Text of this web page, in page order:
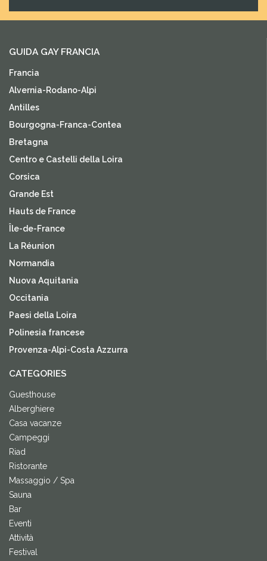
GUIDA GAY FRANCIA
Francia
Alvernia-Rodano-Alpi
Antilles
Bourgogna-Franca-Contea
Bretagna
Centro e Castelli della Loira
Corsica
Grande Est
Hauts de France
Île-de-France
La Réunion
Normandia
Nuova Aquitania
Occitania
Paesi della Loira
Polinesia francese
Provenza-Alpi-Costa Azzurra
CATEGORIES
Guesthouse
Alberghiere
Casa vacanze
Campeggi
Riad
Ristorante
Massaggio / Spa
Sauna
Bar
Eventi
Attività
Festival